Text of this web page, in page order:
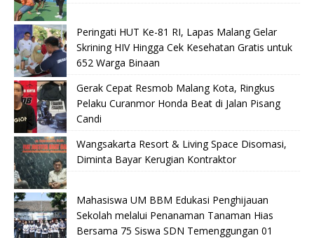
Peringati HUT Ke-81 RI, Lapas Malang Gelar
Skrining HIV Hingga Cek Kesehatan Gratis untuk
652 Warga Binaan
Gerak Cepat Resmob Malang Kota, Ringkus
Pelaku Curanmor Honda Beat di Jalan Pisang
Candi
Wangsakarta Resort & Living Space Disomasi,
Diminta Bayar Kerugian Kontraktor
Mahasiswa UM BBM Edukasi Penghijauan
Sekolah melalui Penanaman Tanaman Hias
Bersama 75 Siswa SDN Temenggungan 01